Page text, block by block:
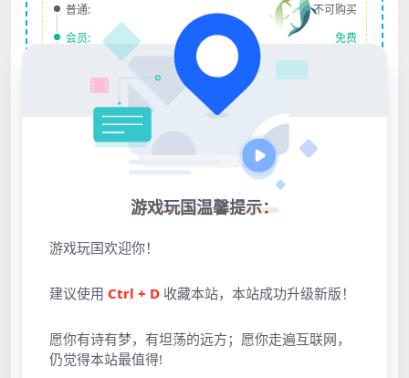
普通:
不可购买
会员:
免费
人解锁下载
(2个)
最近更新:2023-04-17
累计销量:
提示 支付完成自动跳转不要人为关闭!
游戏玩国温馨提示：
游戏玩国欢迎你！
建议使用 Ctrl + D 收藏本站，本站成功升级新版！
愿你有诗有梦，有坦荡的远方；愿你走遍互联网，
仍觉得本站最值得!